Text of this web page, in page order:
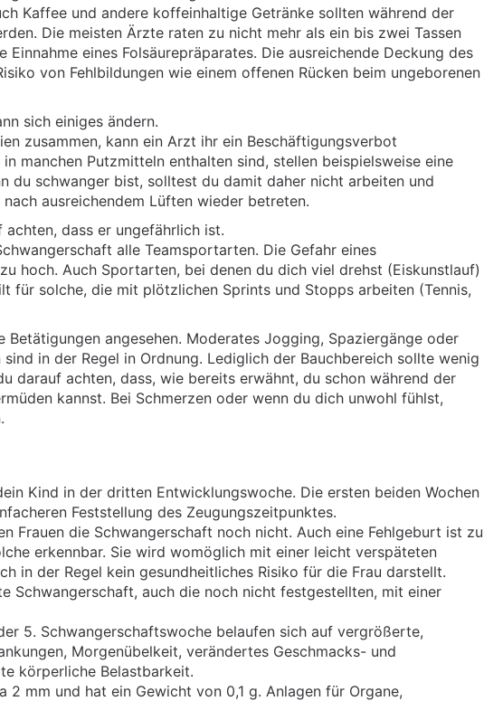
Kaffee und andere koffeinhaltige Getränke sollten während der
Die meisten Ärzte raten zu nicht mehr als ein bis zwei Tassen
eines Folsäurepräparates. Die ausreichende Deckung des
von Fehlbildungen wie einem offenen Rücken beim ungeborenen
sich einiges ändern.
zusammen, kann ein Arzt ihr ein Beschäftigungsverbot
manchen Putzmitteln enthalten sind, stellen beispielsweise eine
du schwanger bist, solltest du damit daher nicht arbeiten und
ausreichendem Lüften wieder betreten.
dass er ungefährlich ist.
alle Teamsportarten. Die Gefahr eines
hoch. Auch Sportarten, bei denen du dich viel drehst (Eiskunstlauf)
für solche, die mit plötzlichen Sprints und Stopps arbeiten (Tennis,
angesehen. Moderates Jogging, Spaziergänge oder
in der Regel in Ordnung. Lediglich der Bauchbereich sollte wenig
darauf achten, dass, wie bereits erwähnt, du schon während der
kannst. Bei Schmerzen oder wenn du dich unwohl fühlst,
Kind in der dritten Entwicklungswoche. Die ersten beiden Wochen
Feststellung des Zeugungszeitpunktes.
Frauen die Schwangerschaft noch nicht. Auch eine Fehlgeburt ist zu
erkennbar. Sie wird womöglich mit einer leicht verspäteten
in der Regel kein gesundheitliches Risiko für die Frau darstellt.
Schwangerschaft, auch die noch nicht festgestellten, mit einer
5. Schwangerschaftswoche belaufen sich auf vergrößerte,
Morgenübelkeit, verändertes Geschmacks- und
körperliche Belastbarkeit.
2 mm und hat ein Gewicht von 0,1 g. Anlagen für Organe,